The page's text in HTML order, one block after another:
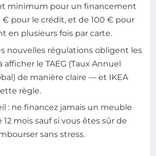
minimum pour un financement
€ pour le crédit, et de 100 € pour
en plusieurs fois par carte.
nouvelles régulations obligent les
afficher le TAEG (Taux Annuel
de manière claire — et IKEA
règle.
: ne financez jamais un meuble
12 mois sauf si vous êtes sûr de
sans stress.